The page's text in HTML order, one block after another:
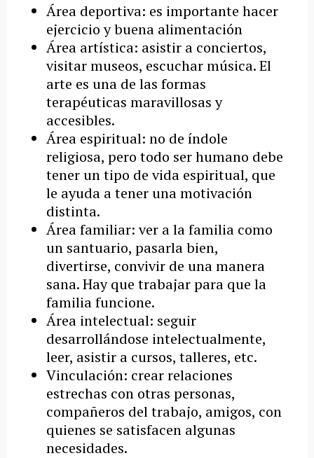
Área deportiva: es importante hacer
ejercicio y buena alimentación
Área artística: asistir a conciertos,
visitar museos, escuchar música. El
arte es una de las formas
terapéuticas maravillosas y
accesibles.
Área espiritual: no de índole
religiosa, pero todo ser humano debe
tener un tipo de vida espiritual, que
le ayuda a tener una motivación
distinta.
Área familiar: ver a la familia como
un santuario, pasarla bien,
divertirse, convivir de una manera
sana. Hay que trabajar para que la
familia funcione.
Área intelectual: seguir
desarrollándose intelectualmente,
leer, asistir a cursos, talleres, etc.
Vinculación: crear relaciones
estrechas con otras personas,
compañeros del trabajo, amigos, con
quienes se satisfacen algunas
necesidades.